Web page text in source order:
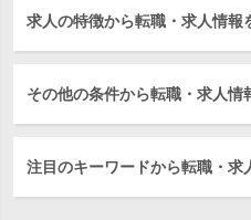
求人の特徴から転職・求人情報
その他の条件から転職・求人情
注目のキーワードから転職・求